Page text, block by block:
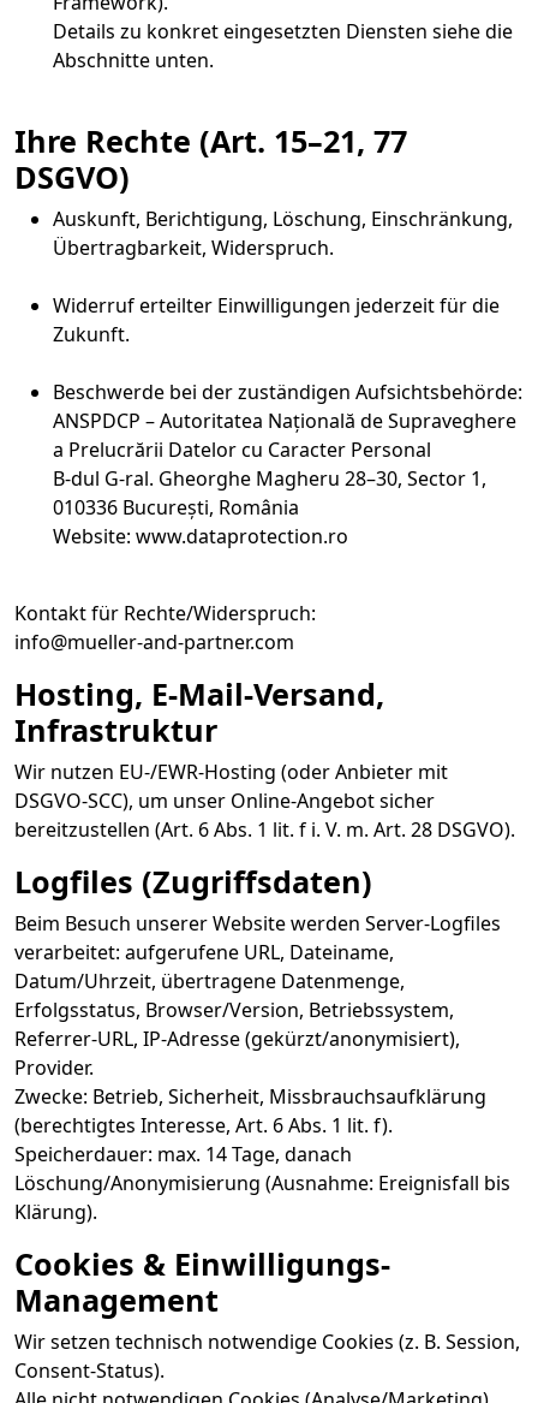
Details zu konkret eingesetzten Diensten siehe die
Abschnitte unten.
Ihre Rechte (Art. 15–21, 77
DSGVO)
Auskunft, Berichtigung, Löschung, Einschränkung,
Übertragbarkeit, Widerspruch.
Widerruf erteilter Einwilligungen jederzeit für die
Zukunft.
Beschwerde bei der zuständigen Aufsichtsbehörde:
ANSPDCP – Autoritatea Națională de Supraveghere
a Prelucrării Datelor cu Caracter Personal
B-dul G-ral. Gheorghe Magheru 28–30, Sector 1,
010336 București, România
Website: www.dataprotection.ro
Kontakt für Rechte/Widerspruch:
info@mueller-and-partner.com
Hosting, E-Mail-Versand,
Infrastruktur
Wir nutzen EU-/EWR-Hosting (oder Anbieter mit
DSGVO-SCC), um unser Online-Angebot sicher
bereitzustellen (Art. 6 Abs. 1 lit. f i. V. m. Art. 28 DSGVO).
Logfiles (Zugriffsdaten)
Beim Besuch unserer Website werden Server-Logfiles
verarbeitet: aufgerufene URL, Dateiname,
Datum/Uhrzeit, übertragene Datenmenge,
Erfolgsstatus, Browser/Version, Betriebssystem,
Referrer-URL, IP-Adresse (gekürzt/anonymisiert),
Provider.
Zwecke: Betrieb, Sicherheit, Missbrauchsaufklärung
(berechtigtes Interesse, Art. 6 Abs. 1 lit. f).
Speicherdauer: max. 14 Tage, danach
Löschung/Anonymisierung (Ausnahme: Ereignisfall bis
Klärung).
Cookies & Einwilligungs-
Management
Wir setzen technisch notwendige Cookies (z. B. Session,
Consent-Status).